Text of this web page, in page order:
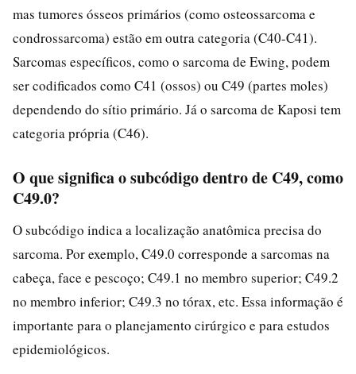
mas tumores ósseos primários (como osteossarcoma e
condrossarcoma) estão em outra categoria (C40-C41).
Sarcomas específicos, como o sarcoma de Ewing, podem
ser codificados como C41 (ossos) ou C49 (partes moles)
dependendo do sítio primário. Já o sarcoma de Kaposi tem
categoria própria (C46).
O que significa o subcódigo dentro de C49, como
C49.0?
O subcódigo indica a localização anatômica precisa do
sarcoma. Por exemplo, C49.0 corresponde a sarcomas na
cabeça, face e pescoço; C49.1 no membro superior; C49.2
no membro inferior; C49.3 no tórax, etc. Essa informação é
importante para o planejamento cirúrgico e para estudos
epidemiológicos.